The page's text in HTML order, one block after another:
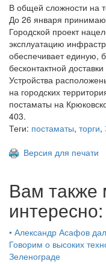
В общей сложности на
До 26 января
Городской проект
эксплуатацию
обеспечивает единую,
бесконтактной
Устройства
на городских
постаматы на
403.
Теги: постаматы, торги,
Версия для печати
Вам также
интересно:
• Александр Асафов
Говорим о высоких
Зеленограде